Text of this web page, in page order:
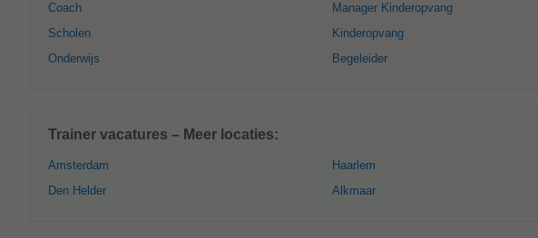
Coach
Scholen
Onderwijs
Manager Kinderopvang
Kinderopvang
Begeleider
Trainer vacatures – Meer locaties:
Amsterdam
Den Helder
Haarlem
Alkmaar